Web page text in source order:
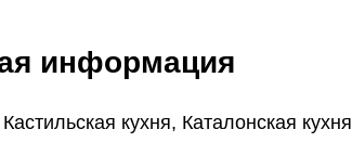
информация
Кастильская кухня, Каталонская кухня